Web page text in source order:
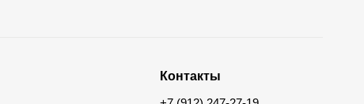
Контакты